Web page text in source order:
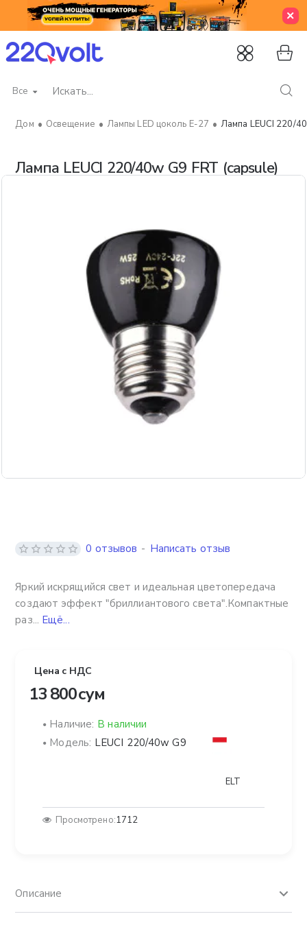
Все
Искать...
Лампа LEUCI 220/40w G9 FRT (capsule)
Освещение Лампы LED цоколь Е-27 Лампа LEUCI 220/
Яркий искрящийся свет и идеальная цветопередача
создают эффект "бриллиантового света".Компактные
раз... Ещё...
0 отзывов - Написать отзыв
Цена с НДС
13 800 сум
Наличие: В наличии
Модель: LEUCI 220/40w G9
ELT
Просмотрено:1712
Описание